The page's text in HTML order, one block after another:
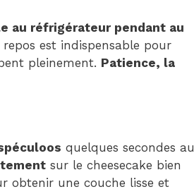
au réfrigérateur pendant au
repos est indispensable pour
pleinement. Patience, la
quelques secondes au
sur le cheesecake bien
obtenir une couche lisse et